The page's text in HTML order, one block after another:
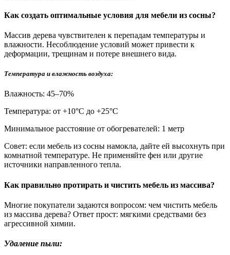
Как создать оптимальные условия для мебели из сосны?
Массив дерева чувствителен к перепадам температуры и
влажности. Несоблюдение условий может привести к
деформации, трещинам и потере внешнего вида.
Температура и влажность воздуха:
Влажность: 45–70%
Температура: от +10°С до +25°С
Минимальное расстояние от обогревателей: 1 метр
Совет: если мебель из сосны намокла, дайте ей высохнуть при
комнатной температуре. Не применяйте фен или другие
источники направленного тепла.
Как правильно протирать и чистить мебель из массива?
Многие покупатели задаются вопросом: чем чистить мебель
из массива дерева? Ответ прост: мягкими средствами без
агрессивной химии.
Удаление пыли: